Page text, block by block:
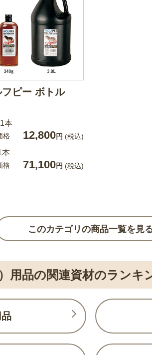
フピー ボトル
本
格 12,800円 (税込)
本
格 71,100円 (税込)
このカテゴリの商品一覧を見
用品の関連資材のランキ